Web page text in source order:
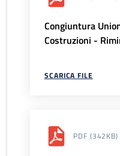
Congiuntura
Costruzioni -
SCARICA FILE
PDF (342KB)